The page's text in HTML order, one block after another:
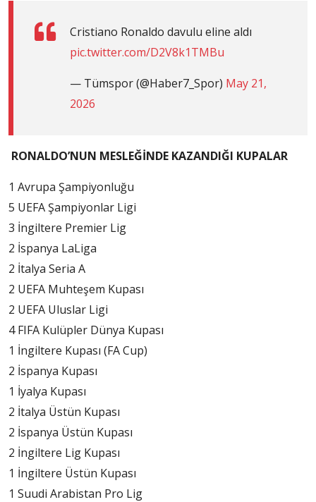
Cristiano Ronaldo davulu eline aldı
pic.twitter.com/D2V8k1TMBu
— Tümspor (@Haber7_Spor) May 21,
2026
RONALDO’NUN MESLEĞİNDE KAZANDIĞI KUPALAR
1 Avrupa Şampiyonluğu
5 UEFA Şampiyonlar Ligi
3 İngiltere Premier Lig
2 İspanya LaLiga
2 İtalya Seria A
2 UEFA Muhteşem Kupası
2 UEFA Uluslar Ligi
4 FIFA Kulüpler Dünya Kupası
1 İngiltere Kupası (FA Cup)
2 İspanya Kupası
1 İyalya Kupası
2 İtalya Üstün Kupası
2 İspanya Üstün Kupası
2 İngiltere Lig Kupası
1 İngiltere Üstün Kupası
1 Suudi Arabistan Pro Lig